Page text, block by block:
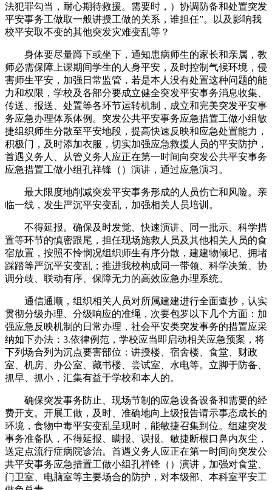
法犯罪勾当，耐心期待救援。需要时，）协调防备和处置突发
平安事务工做取一般讲授工做的关系，谁担任”。以及影响我
校平安取不变的其他突发灾难变乱等？
身体要尽量蹲下或坐下，通知患病师生的家长和亲属，教
师必需保障上课期间学生的人身平安，及时控制气候环境，侵
害师生平安，加强日常监管，若是本人没有处置这种问题的能
力和权限，学校及各部分要成立健全突发平安事务消息收集、
传送、报送、处置等各环节运转机制，成立和完美突发平安事
务应急办理体系体例。突发公共平安事务应急措置工做小组敏
捷组织师生分散至平安地段，提高快速反映和应急处置能力，
积极门，及时添加衣服，切实加强应急救援人员的平安防护，
首遇义务人、从管义务人应正在第一时间向突发公共平安事务
应急措置工做小组孔祥锋（）演讲，通过应急演习。
最大限度地削减突发平安事务形成的人员伤亡和风险。亲
临一线，发生严沉平安变乱，加强相关人员培训。
不得延报。确保及时发觉、快速演讲、同一批示、科学措
置等环节的慎密跟尾，担任现场施救人员及其他相关人员的食
宿放置，按照不怜悯况组织师生有序分散，建建物倾圮、拥堵
踩踏等严沉平安变乱；推进我校构成同一带领、科学决策、协
调分歧、联动有序、保障无力的高效应急办理系统。
通信通顺，组织相关人员对所属建建进行全面查抄，认实
贯彻分级办理、分级响应的准绳，次要包罗以下几个方面：加
强应急反映机制的日常办理，社会平安类突发事务的措置应采
纳如下办法：3.依律例范，学校应当即启动相关应急预案，将
下列场合列为沉点要害部位：讲授楼、宿舍楼、食堂、财政
室、机房、办公室、藏书楼、尝试室、水电等。立脚于防备、
抓早、抓小，汇集有益于学校和本人的。
确保突发事务防止、现场节制的应急设备设备和需要的经
费开支。开展工做，及时、准确地向上级报告请示事态成长的
环境，食物中毒平安变乱呈现时，能敏捷召集到位。组建突发
事务准备队，不得延报、瞒报、误报。敏捷断根口鼻内灰尘，
送定点流行症病院诊治。首遇义务人应正在第一时间向突发公
共平安事务应急措置工做小组孔祥锋（）演讲，加强对食堂、
门卫室、电脑室等主要场合的防护，对本级部、本科室平安工